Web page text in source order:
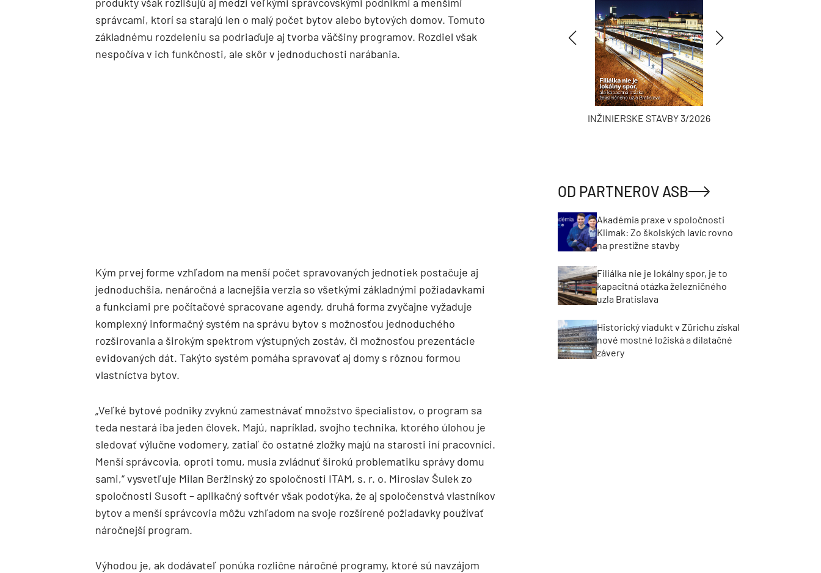
správcami, ktorí sa starajú len o malý počet bytov alebo bytových domov. Tomuto
základnému rozdeleniu sa podriaďuje aj tvorba väčšiny programov. Rozdiel však
nespočíva v ich funkčnosti, ale skôr v jednoduchosti narábania.
Kým prvej forme vzhľadom na menší počet spravovaných jednotiek postačuje aj
jednoduchšia, nenáročná a lacnejšia verzia so všetkými základnými požiadavkami
a funkciami pre počítačové spracovane agendy, druhá forma zvyčajne vyžaduje
komplexný informačný systém na správu bytov s možnosťou jednoduchého
rozširovania a širokým spektrom výstupných zostáv, či možnosťou prezentácie
evidovaných dát. Takýto systém pomáha spravovať aj domy s rôznou formou
vlastníctva bytov.
„Veľké bytové podniky zvyknú zamestnávať množstvo špecialistov, o program sa
teda nestará iba jeden človek. Majú, napríklad, svojho technika, ktorého úlohou je
sledovať výlučne vodomery, zatiaľ čo ostatné zložky majú na starosti iní pracovníci.
Menší správcovia, oproti tomu, musia zvládnuť širokú problematiku správy domu
sami,“ vysvetľuje Milan Beržinský zo spoločnosti ITAM, s. r. o. Miroslav Šulek zo
spoločnosti Susoft – aplikačný softvér však podotýka, že aj spoločenstvá vlastníkov
bytov a menší správcovia môžu vzhľadom na svoje rozšírené požiadavky používať
náročnejší program.
Výhodou je, ak dodávateľ ponúka rozlične náročné programy, ktoré sú navzájom
INŽINIERSKE STAVBY 3/2026
OD PARTNEROV ASB
Akadémia praxe v spoločnosti
Klimak: Zo školských lavíc rovno
na prestížne stavby
Filiálka nie je lokálny spor, je to
kapacitná otázka železničného
uzla Bratislava
Historický viadukt v Zürichu získal
nové mostné ložiská a dilatačné
závery